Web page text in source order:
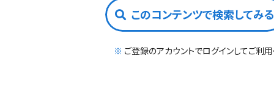
このコンテンツで検索してみる
※ ご登録のアカウントでログインしてご利用